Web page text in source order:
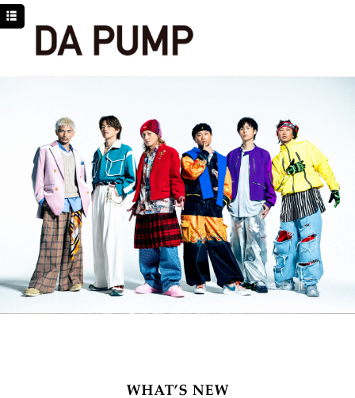
NEWS
PROFILE
MOVIE
LINE
YouTube
BLOG
Facebook
Twitter
DPC